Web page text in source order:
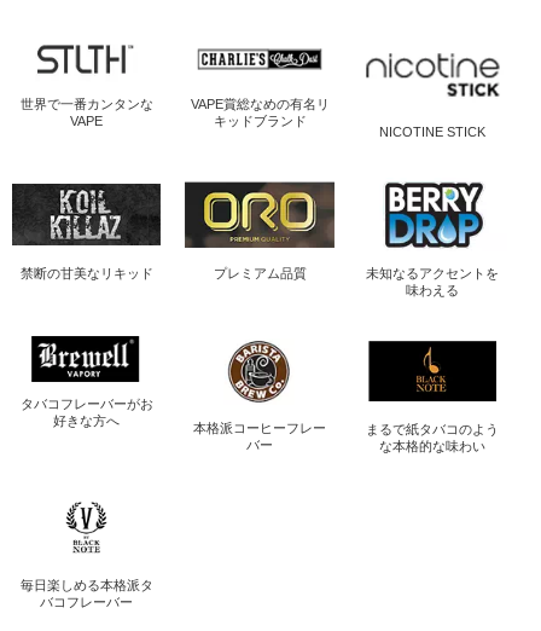
世界で一番カンタンな
VAPE
VAPE賞総なめの有名リ
キッドブランド
NICOTINE STICK
禁断の甘美なリキッド プレミアム品質
未知なるアクセントを
味わえる
タバコフレーバーがお
好きな方へ
本格派コーヒーフレー
バー
まるで紙タバコのよう
な本格的な味わい
毎日楽しめる本格派タ
バコフレーバー